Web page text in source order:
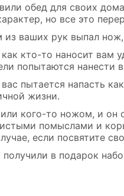
обед для своих
но все это
из ваших рук выпал
как кто-то наносит
попытаются нанести
пытается напасть
жизни.
кого-то ножом, и он
помыслами и
если посвятите
в подарок